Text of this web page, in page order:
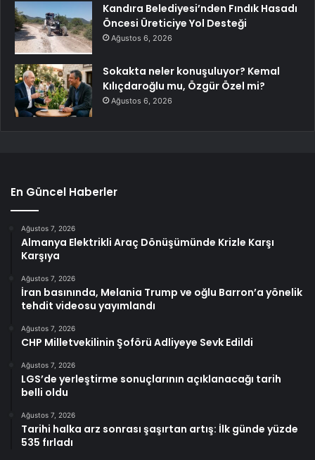
Kandıra Belediyesi’nden Fındık Hasadı
Öncesi Üreticiye Yol Desteği
Ağustos 6, 2026
Sokakta neler konuşuluyor? Kemal
Kılıçdaroğlu mu, Özgür Özel mi?
Ağustos 6, 2026
En Güncel Haberler
Ağustos 7, 2026
Almanya Elektrikli Araç Dönüşümünde Krizle Karşı
Karşıya
Ağustos 7, 2026
İran basınında, Melania Trump ve oğlu Barron’a yönelik
tehdit videosu yayımlandı
Ağustos 7, 2026
CHP Milletvekilinin Şoförü Adliyeye Sevk Edildi
Ağustos 7, 2026
LGS’de yerleştirme sonuçlarının açıklanacağı tarih
belli oldu
Ağustos 7, 2026
Tarihi halka arz sonrası şaşırtan artış: İlk günde yüzde
535 fırladı